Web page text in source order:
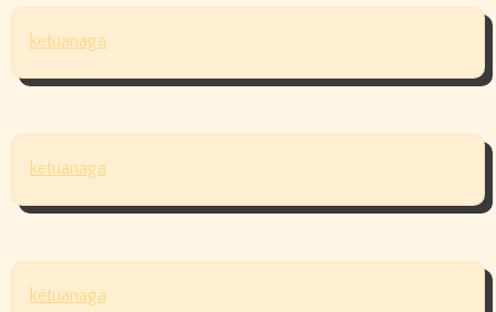
ketuanaga
ketuanaga
ketuanaga